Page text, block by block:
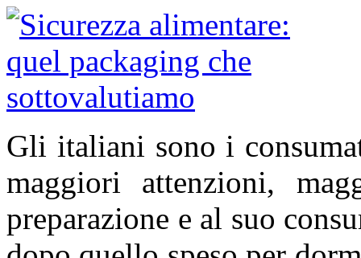
Gli italiani sono i
maggiori attenzioni,
preparazione e al suo